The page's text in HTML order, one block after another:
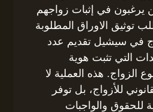
يرغبون في إثبات زواجهم
توثيق الاوراق المطلوبة
في سيشيل تقديم عدد
التي تثبت هوية
الزواج. هذه العملية لا
للأزواج، بل توفر
للحقوق والواجبات